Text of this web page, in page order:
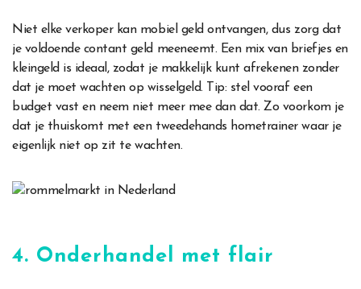
Niet elke verkoper kan mobiel geld ontvangen, dus zorg dat
je voldoende contant geld meeneemt. Een mix van briefjes en
kleingeld is ideaal, zodat je makkelijk kunt afrekenen zonder
dat je moet wachten op wisselgeld. Tip: stel vooraf een
budget vast en neem niet meer mee dan dat. Zo voorkom je
dat je thuiskomt met een tweedehands hometrainer waar je
eigenlijk niet op zit te wachten.
4. Onderhandel met flair